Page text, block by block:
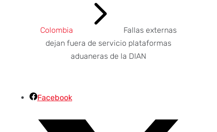
Colombia 5
Fallas externas
dejan fuera de servicio plataformas
aduaneras de la DIAN
Facebook